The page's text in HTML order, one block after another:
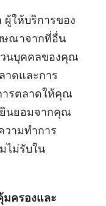
ผู้ให้บริการของ
ษณาจากที่อื่น
วนบุคคลของคุณ
าดและการ
ารตลาดให้คุณ
ยินยอมจากคุณ
ามทำการ
ไม่รับใน
มครองและ